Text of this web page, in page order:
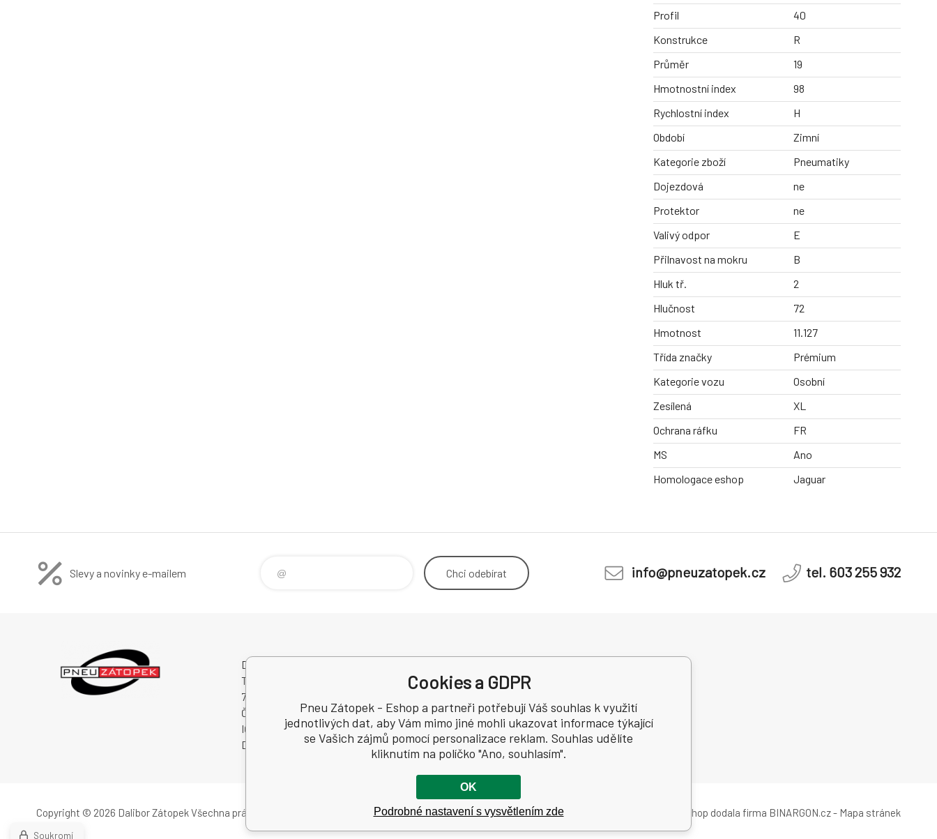
Profil
40
Konstrukce
R
Průměr
19
Hmotnostní index
98
Rychlostní index
H
Období
Zimní
Kategorie zboží
Pneumatiky
Dojezdová
ne
Protektor
ne
Valivý odpor
E
Přilnavost na mokru
B
Hluk tř.
2
Hlučnost
72
Hmotnost
11.127
Třída značky
Prémium
Kategorie vozu
Osobní
Zesílená
XL
Ochrana ráfku
FR
MS
Ano
Homologace eshop
Jaguar
Slevy a novinky e-mailem Chci odebírat info@pneuzatopek.cz tel. 603 255 932
Dalibor Zátopek
Tichá 488
74274 Tichá
Česká Republika
IČO: 63724383
DIČ: CZ7504094994
Reklamace
Copyright © 2026 Dalibor ZátopekVšechna práva vyhrazena. Tento eshop dodala firma BINARGON.cz- Mapa stránek
Cookies a GDPR
Pneu Zátopek - Eshop a partneři potřebují Váš souhlas k využití
jednotlivých dat, aby Vám mimo jiné mohli ukazovat informace týkající
se Vašich zájmů pomocí personalizace reklam. Souhlas udělíte
kliknutím na políčko "Ano, souhlasím".
OK
Podrobné nastavení s vysvětlením zde
Soukromí